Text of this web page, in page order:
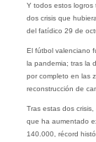
Y todos estos
dos crisis que
del fatídico 29 de
El fútbol valenciano
la pandemia; tras la
por completo en las
reconstrucción de
Tras estas dos
que ha aumentado
140.000, récord